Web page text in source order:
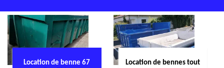
Location de benne 67
Location de bennes tout